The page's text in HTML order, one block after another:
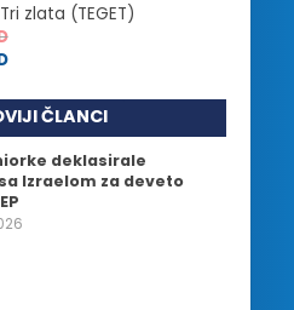
zlata (TEGET)
ČLANCI
deklasirale
Izraelom za deveto